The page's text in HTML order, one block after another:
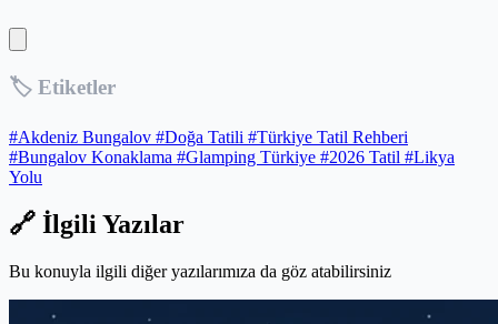
🏷️ Etiketler
#Akdeniz Bungalov #Doğa Tatili #Türkiye Tatil Rehberi
#Bungalov Konaklama #Glamping Türkiye #2026 Tatil #Likya
Yolu
🔗 İlgili Yazılar
Bu konuyla ilgili diğer yazılarımıza da göz atabilirsiniz